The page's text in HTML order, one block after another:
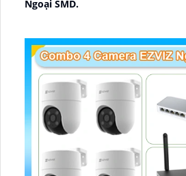
Ngoại SMD.